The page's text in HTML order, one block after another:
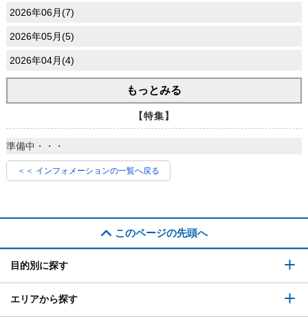
2026年06月(7)
2026年05月(5)
2026年04月(4)
もっとみる
【特集】
準備中・・・
＜＜ インフォメーションの一覧へ戻る
このページの先頭へ
目的別に探す
エリアから探す